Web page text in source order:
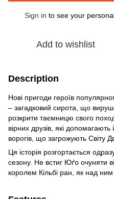
Sign in to see your
Add to wishlist
Description
Нові пригоди героїв
– загадковий сирота, що
розкрити таємницю свого
вірних друзів, які
ворогів, що загрожують Світу
Ця історія розгортається
сезону. Не встиг Юґо очуняти
королем Кільбі ран, як над